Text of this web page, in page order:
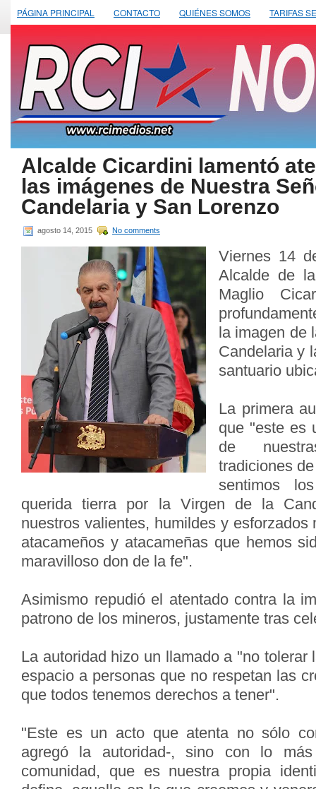
PÁGINA PRINCIPAL CONTACTO QUIÉNES SOMOS TARIFAS
Alcalde Cicardini lamentó
las imágenes de Nuestra
Candelaria y San Lorenzo
agosto 14, 2015 No comments
Viernes 14
Alcalde de
Maglio
la imagen de
Candelaria y
santuario
La primera
que "este es
de
tradiciones
sentimos
querida tierra por la Virgen de la
nuestros valientes, humildes y
atacameños y atacameñas que hemos
maravilloso don de la fe".
Asimismo repudió el atentado contra la
patrono de los mineros, justamente tras
La autoridad hizo un llamado a "no tolerar
espacio a personas que no respetan las
que todos tenemos derechos a tener".
"Este es un acto que atenta no sólo
agregó la autoridad-, sino con lo
comunidad, que es nuestra propia